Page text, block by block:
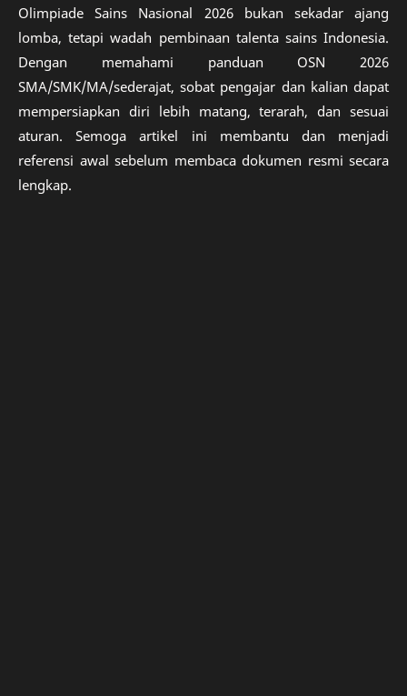
Olimpiade Sains Nasional 2026 bukan sekadar ajang
lomba, tetapi wadah pembinaan talenta sains Indonesia.
Dengan memahami panduan OSN 2026
SMA/SMK/MA/sederajat, sobat pengajar dan kalian dapat
mempersiapkan diri lebih matang, terarah, dan sesuai
aturan. Semoga artikel ini membantu dan menjadi
referensi awal sebelum membaca dokumen resmi secara
lengkap.